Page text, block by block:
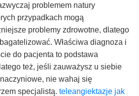
problemem natury
przypadkach mogą
problemy zdrowotne, dlatego
Właściwa diagnoza i
do pacjenta to podstawa
też, jeśli zauważysz u siebie
nie wahaj się
specjalistą. teleangiektazje jak